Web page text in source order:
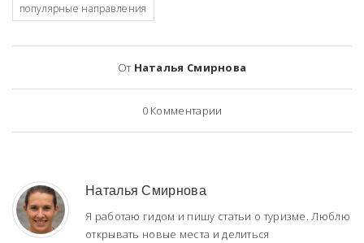
популярные направления
От Наталья Смирнова
0Комментарии
Наталья Смирнова
Я работаю гидом и пишу статьи о туризме. Люблю
открывать новые места и делиться